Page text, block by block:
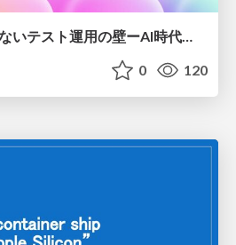
自動化したのに回らないテスト運用の壁ーAI時代の品質責任と生産性
0 120